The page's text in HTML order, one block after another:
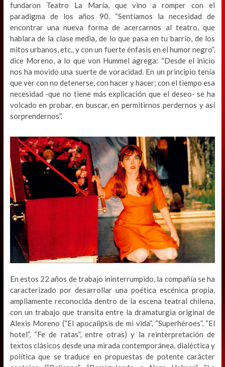
fundaron Teatro La María, que vino a romper con el
paradigma de los años 90. “Sentíamos la necesidad de
encontrar una nueva forma de acercarnos al teatro, que
hablara de la clase media, de lo que pasa en tu barrio, de los
mitos urbanos, etc., y con un fuerte énfasis en el humor negro”,
dice Moreno, a lo que von Hummel agrega: “Desde el inicio
nos ha movido una suerte de voracidad. En un principio tenía
que ver con no detenerse, con hacer y hacer; con el tiempo esa
necesidad -que no tiene más explicación que el deseo- se ha
volcado en probar, en buscar, en permitirnos perdernos y así
sorprendernos”.
En estos 22 años de trabajo ininterrumpido, la compañía se ha
caracterizado por desarrollar una poética escénica propia,
ampliamente reconocida dentro de la escena teatral chilena,
con un trabajo que transita entre la dramaturgia original de
Alexis Moreno (“El apocalipsis de mi vida”, “Superhéroes”, “El
hotel”, “Fe de ratas”, entre otras) y la reinterpretación de
textos clásicos desde una mirada contemporánea, dialéctica y
política que se traduce en propuestas de potente carácter